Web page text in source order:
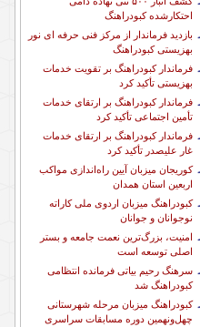
احتکارشده کبودراهنگ
بازدید فرماندار از مرکز فنی حرفه ای نور
بهزیستی کبودراهنگ
فرماندار کبودراهنگ بر تقویت خدمات
بهزیستی تأکید کرد
فرماندار کبودراهنگ بر ارتقای خدمات
تأمین اجتماعی تأکید کرد
فرماندار کبودراهنگ بر ارتقای خدمات
غار علیصدر تأکید کرد
کوریجان میزبان آیین راه‌اندازی مواکب
اربعین استان همدان
کبودراهنگ میزبان اردوی ملی کاراته
نوجوانان و جوانان
امنیت، بزرگ‌ترین نعمت جامعه و بستر
اصلی توسعه است
سرهنگ رحیم بیاتی فرمانده انتظامی
کبودراهنگ شد
کبودراهنگ میزبان مرحله شهرستانی
چهل‌ونهمین دوره مسابقات سراسری